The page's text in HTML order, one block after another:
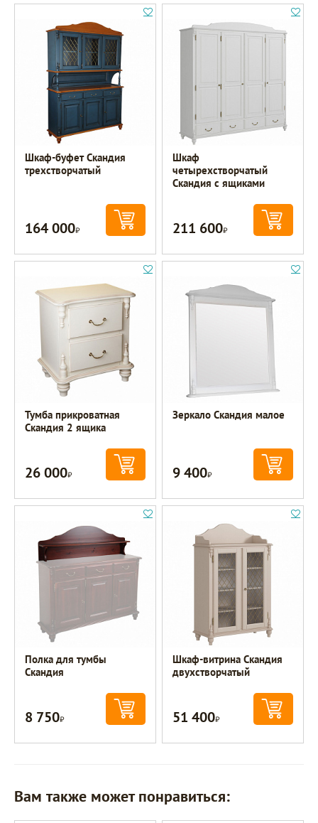
Шкаф-буфет Скандия
трехстворчатый
164 000Р
Шкаф
четырехстворчатый
Скандия с ящиками
211 600Р
Тумба прикроватная
Скандия 2 ящика
26 000Р
Зеркало Скандия малое
9 400Р
Полка для тумбы
Скандия
8 750Р
Шкаф-витрина Скандия
двухстворчатый
51 400Р
Вам также может понравиться: